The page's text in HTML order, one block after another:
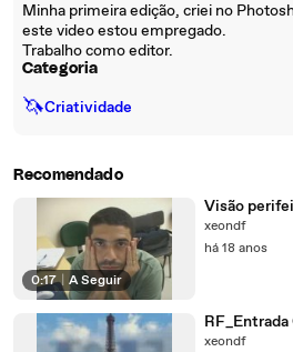
Minha primeira edição, criei no
este video estou empregado.
Trabalho como editor.
Categoria
🦄Criatividade
Recomendado
0:17 | A Seguir
Visão
xeondf
há 18 anos
RF_Entrada
xeondf